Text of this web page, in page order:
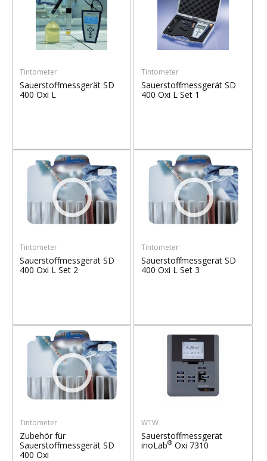
Tintometer
Sauerstoffmessgerät SD
400 Oxi L
Tintometer
Sauerstoffmessgerät SD
400 Oxi L Set 1
Tintometer
Sauerstoffmessgerät SD
400 Oxi L Set 2
Tintometer
Sauerstoffmessgerät SD
400 Oxi L Set 3
Tintometer
Zubehör für
Sauerstoffmessgerät SD
400 Oxi
WTW
Sauerstoffmessgerät
inoLab®Oxi 7310